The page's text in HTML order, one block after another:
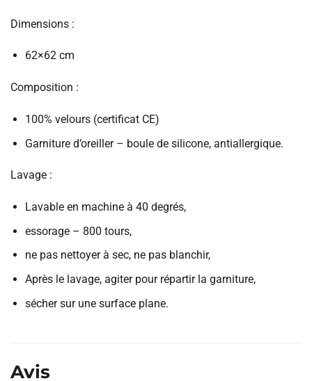
Dimensions :
62×62 cm
Composition :
100% velours (certificat CE)
Garniture d’oreiller – boule de silicone, antiallergique.
Lavage :
Lavable en machine à 40 degrés,
essorage – 800 tours,
ne pas nettoyer à sec, ne pas blanchir,
Après le lavage, agiter pour répartir la garniture,
sécher sur une surface plane.
Avis